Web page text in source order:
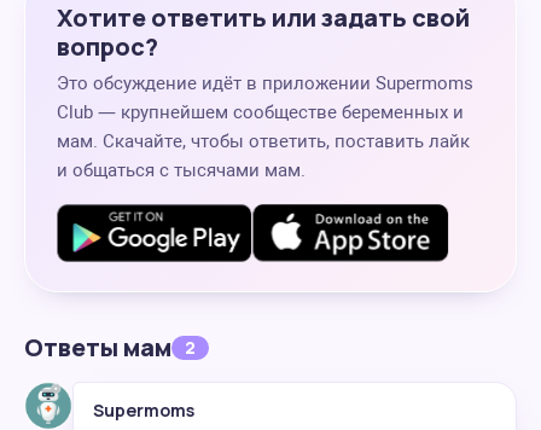
Хотите ответить или задать свой
вопрос?
Это обсуждение идёт в приложении Supermoms
Club — крупнейшем сообществе беременных и
мам. Скачайте, чтобы ответить, поставить лайк
и общаться с тысячами мам.
Ответы мам 2
Supermoms